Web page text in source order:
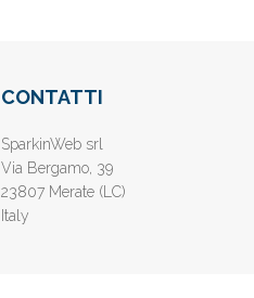
CONTATTI
SparkinWeb srl
Via Bergamo, 39
23807 Merate (LC)
Italy